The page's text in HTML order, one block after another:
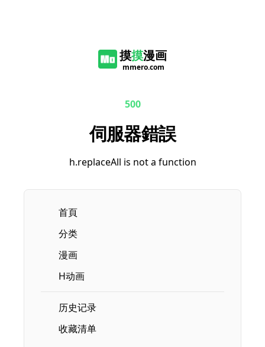
摸摸漫画
mmero.com
500
伺服器錯誤
h.replaceAll is not a function
首頁
分类
漫画
H动画
历史记录
收藏清单